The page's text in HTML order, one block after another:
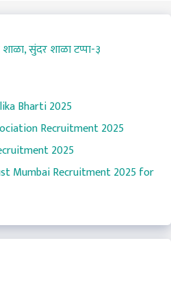
शाळा, सुंदर शाळा टप्पा-३
Bharti 2025
Recruitment 2025
2025
Mumbai Recruitment 2025 for